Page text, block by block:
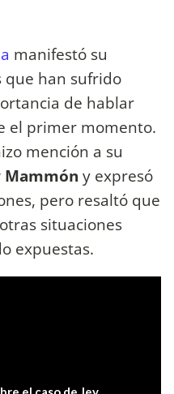
manifestó su
que han sufrido
de hablar
el primer momento.
mención a su
Mammón y expresó
pero resaltó que
situaciones
expuestas.